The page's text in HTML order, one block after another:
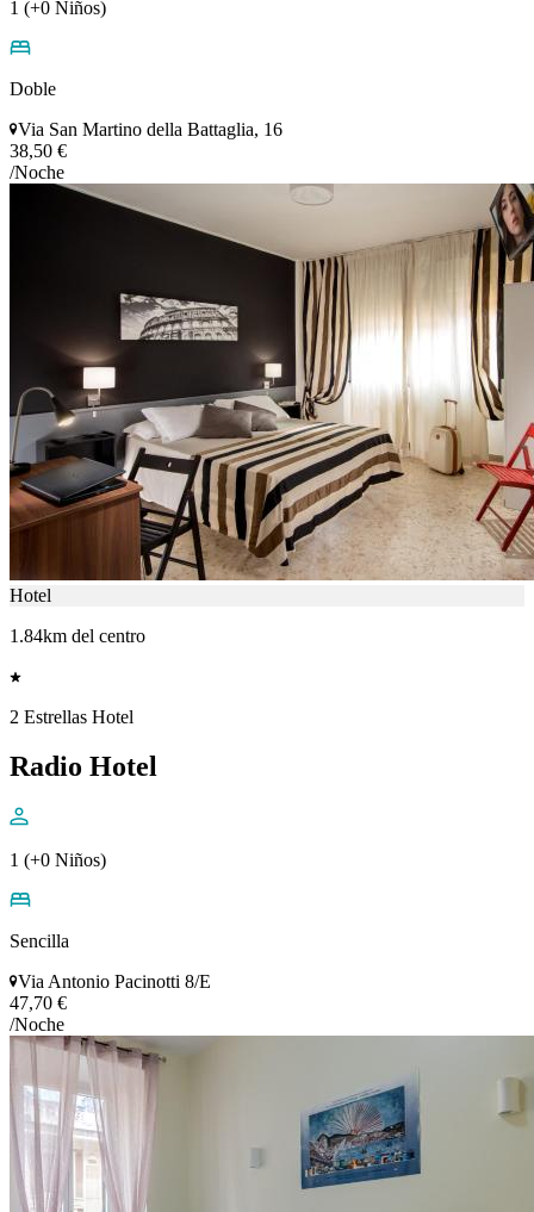
1 (+0 Niños)
Doble
Via San Martino della Battaglia, 16
38,50 €
/Noche
Hotel
1.84km del centro
2 Estrellas Hotel
Radio Hotel
1 (+0 Niños)
Sencilla
Via Antonio Pacinotti 8/E
47,70 €
/Noche